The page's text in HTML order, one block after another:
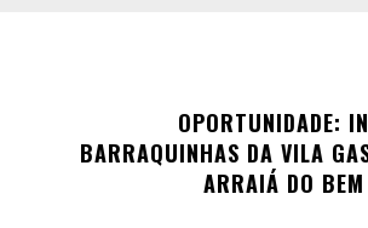
OPORTUNIDADE:
BARRAQUINHAS DA VILA
ARRAIÁ DO